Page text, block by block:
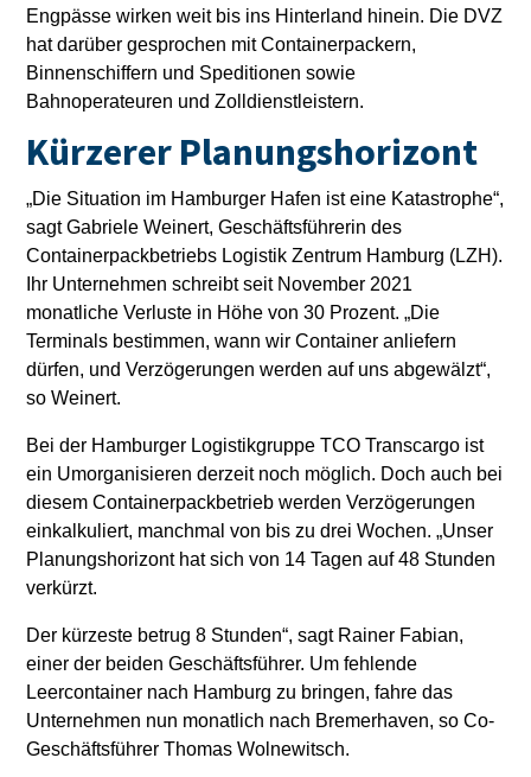
Engpässe wirken weit bis ins Hinterland hinein. Die DVZ
hat darüber gesprochen mit Containerpackern,
Binnenschiffern und Speditionen sowie
Bahnoperateuren und Zolldienstleistern.
Kürzerer Planungshorizont
„Die Situation im Hamburger Hafen ist eine Katastrophe“,
sagt Gabriele Weinert, Geschäftsführerin des
Containerpackbetriebs Logistik Zentrum Hamburg (LZH).
Ihr Unternehmen schreibt seit November 2021
monatliche Verluste in Höhe von 30 Prozent. „Die
Terminals bestimmen, wann wir Container anliefern
dürfen, und Verzögerungen werden auf uns abgewälzt“,
so Weinert.
Bei der Hamburger Logistikgruppe TCO Transcargo ist
ein Umorganisieren derzeit noch möglich. Doch auch bei
diesem Containerpackbetrieb werden Verzögerungen
einkalkuliert, manchmal von bis zu drei Wochen. „Unser
Planungshorizont hat sich von 14 Tagen auf 48 Stunden
verkürzt.
Der kürzeste betrug 8 Stunden“, sagt Rainer Fabian,
einer der beiden Geschäftsführer. Um fehlende
Leercontainer nach Hamburg zu bringen, fahre das
Unternehmen nun monatlich nach Bremerhaven, so Co-
Geschäftsführer Thomas Wolnewitsch.